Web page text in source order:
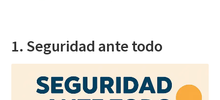
1. Seguridad ante todo